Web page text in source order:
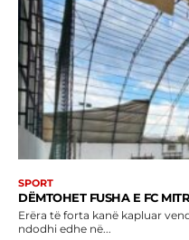
SPORT
DËMTOHET FUSHA E FC
Erëra të forta kanë kapluar vendin
ndodhi edhe në...